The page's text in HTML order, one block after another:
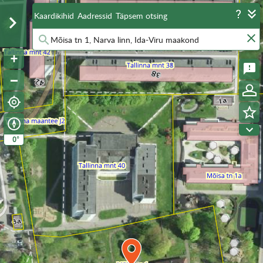
0°
Kaardikihid Aadressid Täpsem otsing